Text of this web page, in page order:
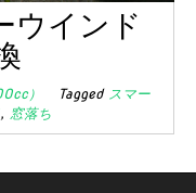
ウインド
） Tagged スマー
, 窓落ち